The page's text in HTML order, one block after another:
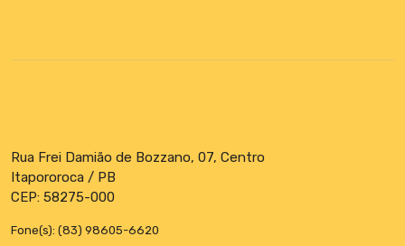
Rua Frei Damião de Bozzano, 07, Centro
Itapororoca / PB
CEP: 58275-000
Fone(s): (83) 98605-6620